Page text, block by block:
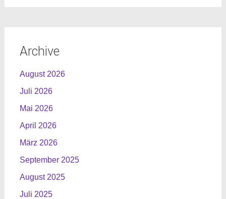
Archive
August 2026
Juli 2026
Mai 2026
April 2026
März 2026
September 2025
August 2025
Juli 2025